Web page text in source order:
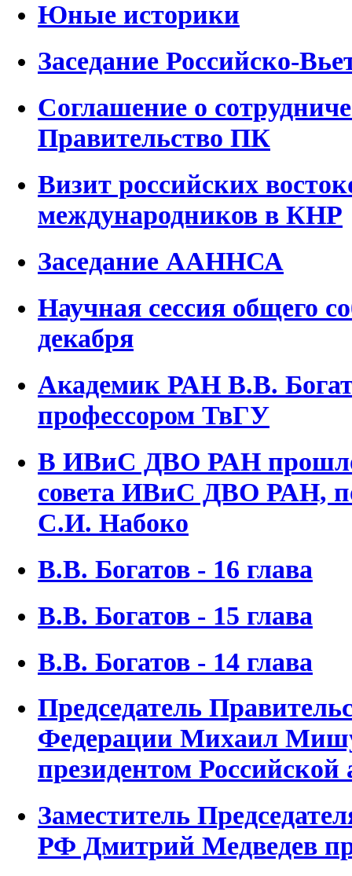
Юные историки
Заседание Российско-
Соглашение о
Правительство ПК
Визит российских
международников в КНР
Заседание ААННСА
Научная сессия общего
декабря
Академик РАН В.В.
профессором ТвГУ
В ИВиС ДВО РАН
совета ИВиС ДВО РАН,
С.И. Набоко
В.В. Богатов - 16 глава
В.В. Богатов - 15 глава
В.В. Богатов - 14 глава
Председатель
Федерации Михаил
президентом
Заместитель
РФ Дмитрий Медведев